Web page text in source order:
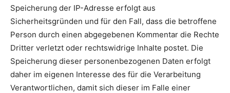
Speicherung der IP-Adresse erfolgt aus
Sicherheitsgründen und für den Fall, dass die betroffene
Person durch einen abgegebenen Kommentar die Rechte
Dritter verletzt oder rechtswidrige Inhalte postet. Die
Speicherung dieser personenbezogenen Daten erfolgt
daher im eigenen Interesse des für die Verarbeitung
Verantwortlichen, damit sich dieser im Falle einer